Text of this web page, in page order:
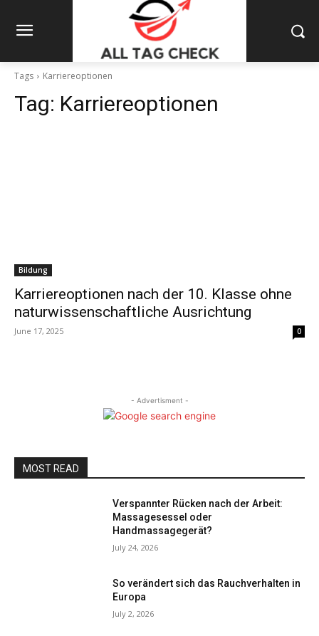
Tags Karriereoptionen
Tag: Karriereoptionen
Bildung
Karriereoptionen nach der 10. Klasse ohne
naturwissenschaftliche Ausrichtung
June 17, 2025 0
- Advertisment -
MOST READ
Verspannter Rücken nach der Arbeit:
Massagesessel oder
Handmassagegerät?
July 24, 2026
So verändert sich das Rauchverhalten in
Europa
July 2, 2026